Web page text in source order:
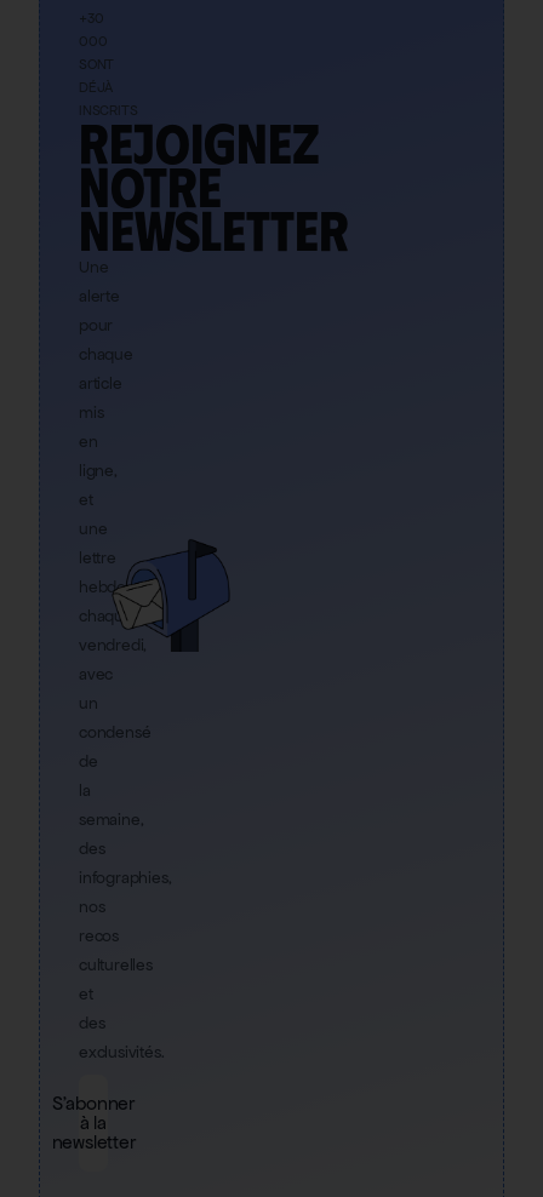
+30
000
SONT
DÉJÀ
INSCRITS
Rejoignez
notre
newsletter
Une
alerte
pour
chaque
article
mis
en
ligne,
et
une
lettre
hebdo
chaque
vendredi,
avec
un
condensé
de
la
semaine,
des
infographies,
nos
recos
culturelles
et
des
exclusivités.
S'abonner
à la
newsletter